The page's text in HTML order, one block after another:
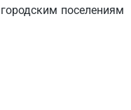
поселениям